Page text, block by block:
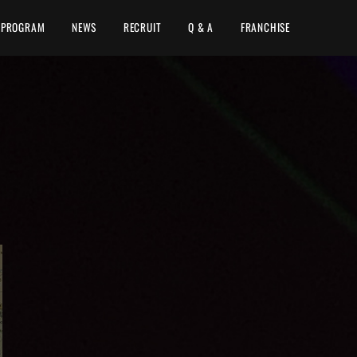
PROGRAM NEWS RECRUIT Q & A FRANCHISE